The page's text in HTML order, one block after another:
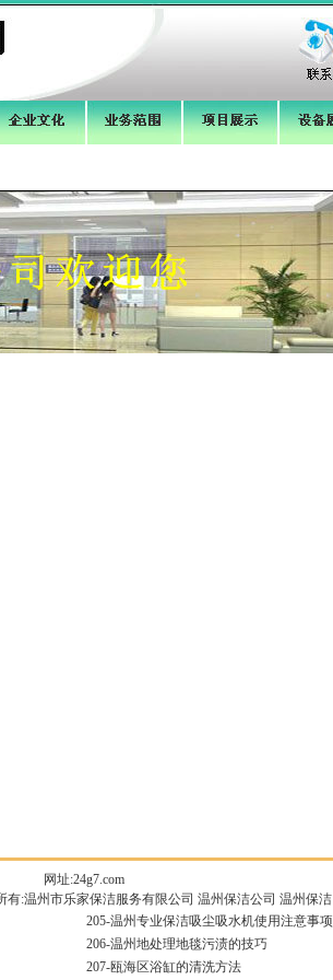
网址:24g7.com
:温州市乐家保洁服务有限公司 温州保洁公司 温州保洁
205-温州专业保洁吸尘吸水机使用注意事项
206-温州地处理地毯污渍的技巧
207-瓯海区浴缸的清洗方法